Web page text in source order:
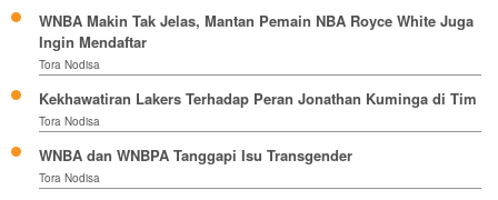
WNBA Makin Tak Jelas, Mantan Pemain NBA Royce White Juga
Ingin Mendaftar
Tora Nodisa
Kekhawatiran Lakers Terhadap Peran Jonathan Kuminga di Tim
Tora Nodisa
WNBA dan WNBPA Tanggapi Isu Transgender
Tora Nodisa